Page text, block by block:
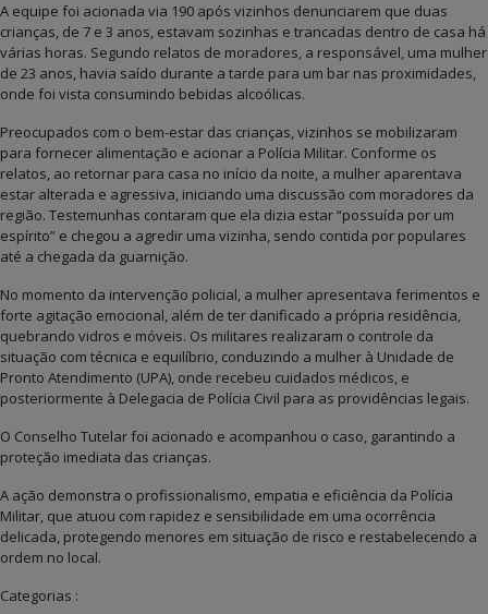
A equipe foi acionada via 190 após vizinhos denunciarem que duas
crianças, de 7 e 3 anos, estavam sozinhas e trancadas dentro de casa há
várias horas. Segundo relatos de moradores, a responsável, uma mulher
de 23 anos, havia saído durante a tarde para um bar nas proximidades,
onde foi vista consumindo bebidas alcoólicas.
Preocupados com o bem-estar das crianças, vizinhos se mobilizaram
para fornecer alimentação e acionar a Polícia Militar. Conforme os
relatos, ao retornar para casa no início da noite, a mulher aparentava
estar alterada e agressiva, iniciando uma discussão com moradores da
região. Testemunhas contaram que ela dizia estar “possuída por um
espírito” e chegou a agredir uma vizinha, sendo contida por populares
até a chegada da guarnição.
No momento da intervenção policial, a mulher apresentava ferimentos e
forte agitação emocional, além de ter danificado a própria residência,
quebrando vidros e móveis. Os militares realizaram o controle da
situação com técnica e equilíbrio, conduzindo a mulher à Unidade de
Pronto Atendimento (UPA), onde recebeu cuidados médicos, e
posteriormente à Delegacia de Polícia Civil para as providências legais.
O Conselho Tutelar foi acionado e acompanhou o caso, garantindo a
proteção imediata das crianças.
A ação demonstra o profissionalismo, empatia e eficiência da Polícia
Militar, que atuou com rapidez e sensibilidade em uma ocorrência
delicada, protegendo menores em situação de risco e restabelecendo a
ordem no local.
Categorias :